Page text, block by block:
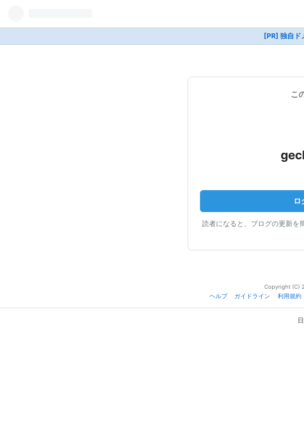
[PR] 独自ド
こ
ロ
読者になると、ブログの更新を
Copyright (C)
ヘルプ
ガイドライン 利用規約